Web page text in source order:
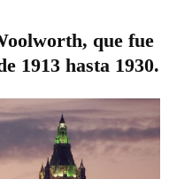
que fue
1913 hasta 1930.